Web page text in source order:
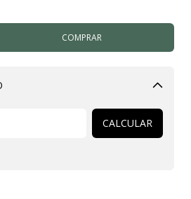
Alterar CEP
CALCULAR